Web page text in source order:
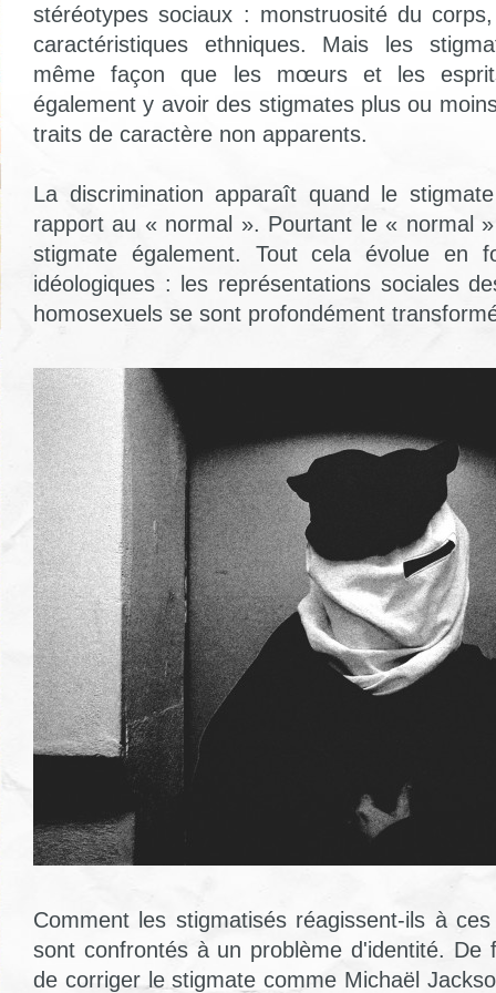
stéréotypes sociaux : monstruosité du
caractéristiques ethniques. Mais les
même façon que les mœurs et les
également y avoir des stigmates plus ou
traits de caractère non apparents.
La discrimination apparaît quand le
rapport au « normal ». Pourtant le « normal
stigmate également. Tout cela évolue en
idéologiques : les représentations sociales
homosexuels se sont profondément
Comment les stigmatisés réagissent-ils à
sont confrontés à un problème d'identité. De
de corriger le stigmate comme Michaël